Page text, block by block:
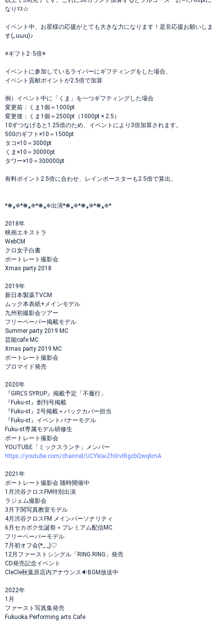
なりﾏｽ☆
イベント中、お星様の応援がとても大きな力になります！是非応援お願いしま
す(｡uωu)♪
※ギフト2･5倍※
イベントに参加しているライバーにギフティングをした場合、
イベント貢献ポイントが2.5倍で加算
例）イベント中に「くま」を一つギフティングした場合
変更前：くま1個＝1000pt
変更後：くま1個＝2500pt（1000pt × 2.5）
10ずつなげると1.25倍のため、イベントにより3倍加算されます。
500のギフト×10＝1500pt
タコ×10＝3000pt
くま×10＝30000pt
タワー×10＝300000pt
有料ポイント2.5倍に合わせ、レインボースターも2.5倍で算出。
*❋⁎❈*❋⁎❈*❋⁎❈出演*❋⁎❈*❋⁎❈*❋⁎❈*
2018年
映画エキストラ
WebCM
クロ女子白書
ポートレート撮影会
Xmas party 2018
2019年
新日本製薬TVCM
ムック本表紙+メインモデル
九州初撮影会ツアー
フリーペーパー掲載モデル
Summer party 2019 MC
芸能cafe MC
Xmas party 2019 MC
ポートレート撮影会
ブロマイド発売
2020年
『GIRL'S SYRUP』掲載予定「不履行」
『Fuku-st』創刊号掲載
『Fuku-st』2号掲載＋バックカバー担当
『Fuku-st』イベントバナーモデル
Fuku‐st専属モデル研修生
ポートレート撮影会
YOUTUBE「ミックスランチ」メンバー
https://youtube.com/channel/UCYkIaiZhIIrvIRgcbQwqkmA
2021年
ポートレート撮影会 随時開催中
1月渋谷クロスFM特別出演
ラジェム撮影会
3月下関写真教室モデル
4月渋谷クロスFM メインパーソナリティ
6月セカボク生誕祭＋プレミアム配信MC
フリーペーパーモデル
7月初オフ会(*_ _)♡
12月ファーストシングル「RING RING」発売
CD発売記念イベント
CleCle秋葉原店内アナウンス🔉BGM放送中
2022年
1月
ファースト写真集発売
Fukuoka Performing arts Cafe